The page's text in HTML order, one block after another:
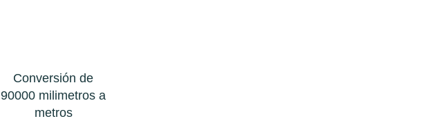
Conversión de
90000 milimetros a
metros